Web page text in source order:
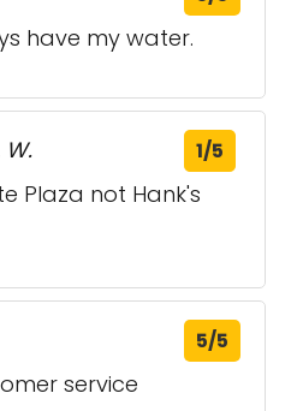
have my water.
W. 1/5
Plaza not Hank's
5/5
service